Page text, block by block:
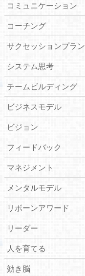
コミュニケーション
コーチング
サクセッションプラン
システム思考
チームビルディング
ビジネスモデル
ビジョン
フィードバック
マネジメント
メンタルモデル
リボーンアワード
リーダー
人を育てる
効き脳